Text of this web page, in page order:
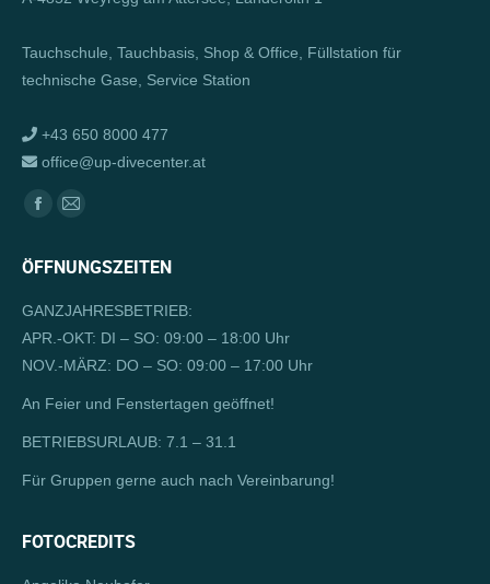
Tauchschule, Tauchbasis, Shop & Office, Füllstation für
technische Gase, Service Station
+43 650 8000 477
office@up-divecenter.at
Finden Sie uns auf:
Facebook
opens
in
new
window
E-
page
opens
in
new
ÖFFNUNGSZEITEN
GANZJAHRESBETRIEB:
APR.-OKT: DI – SO: 09:00 – 18:00 Uhr
NOV.-MÄRZ: DO – SO: 09:00 – 17:00 Uhr
An Feier und Fenstertagen geöffnet!
BETRIEBSURLAUB: 7.1 – 31.1
Für Gruppen gerne auch nach Vereinbarung!
FOTOCREDITS